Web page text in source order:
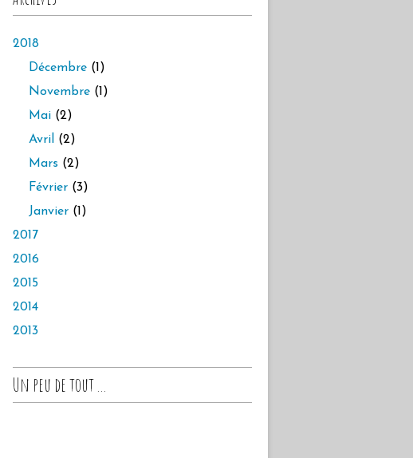
2018
Décembre (1)
Novembre (1)
Mai (2)
Avril
(2)
Mars (2)
Février (3)
Janvier (1)
2017
2016
2015
2014
2013
Un peu de tout ...